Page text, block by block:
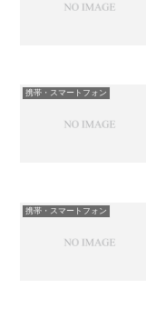
携帯・スマートフォン
携帯・スマートフォン